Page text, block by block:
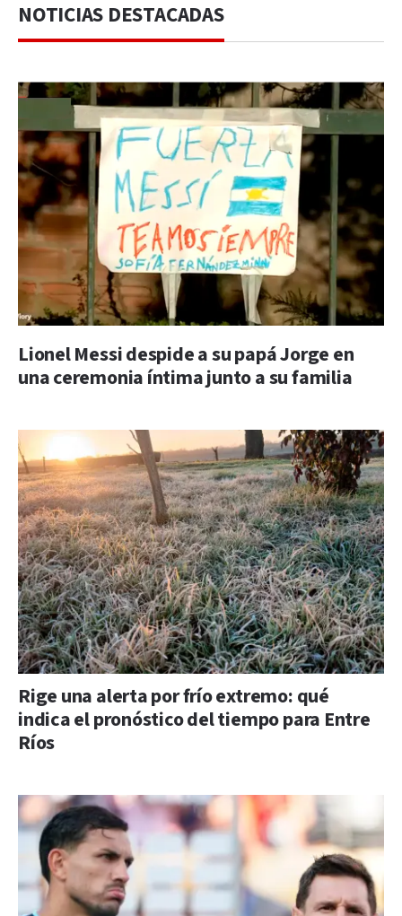
NOTICIAS DESTACADAS
Lionel Messi despide a su papá Jorge en
una ceremonia íntima junto a su familia
Rige una alerta por frío extremo: qué
indica el pronóstico del tiempo para Entre
Ríos